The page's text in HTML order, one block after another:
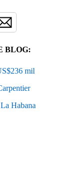
BLOG:
mil
Habana